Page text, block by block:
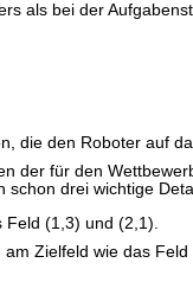
als bei der
die den Roboter auf
der für den
drei wichtige
(1,3) und (2,1).
Zielfeld wie das